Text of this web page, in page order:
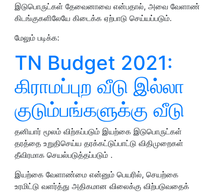
இடுபொருட்கள் தேவைனாவை என்பதால், அவை வேளாண்
கிடங்குகளிலேயே கிடைக்க ஏற்பாடு செய்யப்படும்.
மேலும் படிக்க:
TN Budget 2021:
கிராமப்புற வீடு இல்லா
குடும்பங்களுக்கு வீடு
தனியார் மூலம் விற்கப்படும் இயற்கை இடுபொருட்கள்
தரத்தை உறுதிசெய்ய தரக்கட்டுப்பாட்டு விதிமுறைகள்
தீவிரமாக செயல்படுத்தப்படும் .
இயற்கை வேளாண்மை என்னும் பெயரில், செயற்கை
உரமிட்டு வளர்த்து அதிகமான விலைக்கு விற்படுவதைக்